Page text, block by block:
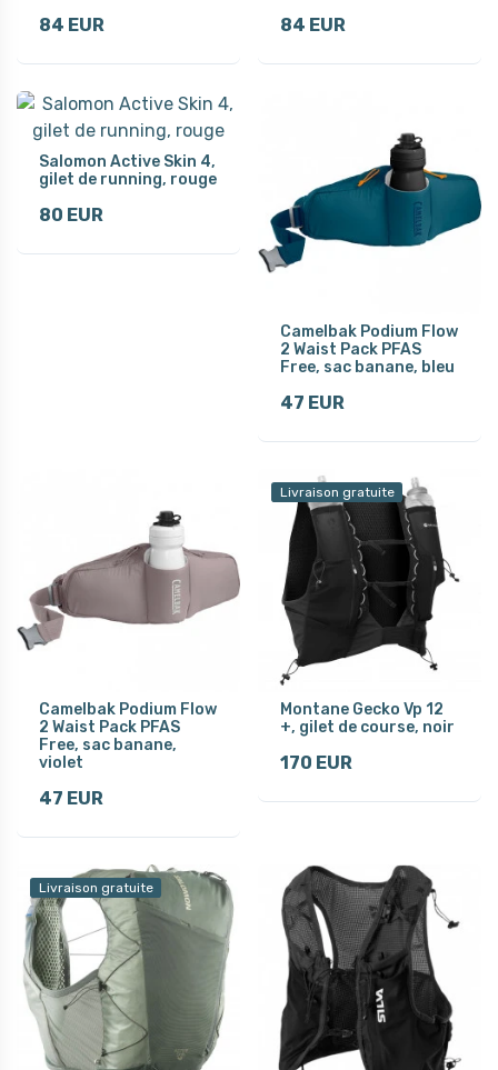
84 EUR 84 EUR
Salomon Active Skin 4,
gilet de running, rouge
80 EUR
Camelbak Podium Flow
2 Waist Pack PFAS
Free, sac banane, bleu
47 EUR
Camelbak Podium Flow
2 Waist Pack PFAS
Free, sac banane,
violet
47 EUR
Livraison gratuite
Montane Gecko Vp 12
+, gilet de course, noir
170 EUR
Livraison gratuite